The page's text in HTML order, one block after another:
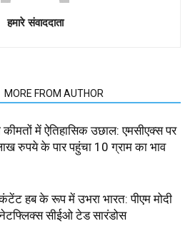
हमारे संवाददाता
MORE FROM AUTHOR
में ऐतिहासिक उछाल: एमसीएक्स पर
रुपये के पार पहुंचा 10 ग्राम का भाव
हब के रूप में उभरा भारत: पीएम मोदी
सीईओ टेड सारंडोस